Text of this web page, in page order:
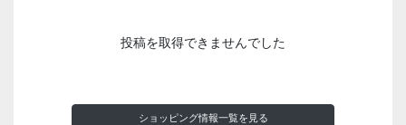
投稿を取得できませんでした
ショッピング情報一覧を見る